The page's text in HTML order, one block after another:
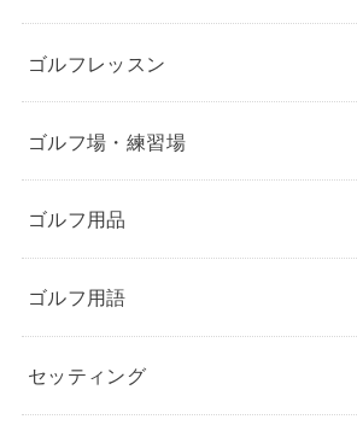
ゴルフレッスン
ゴルフ場・練習場
ゴルフ用品
ゴルフ用語
セッティング